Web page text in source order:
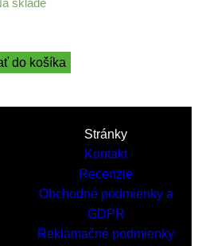
sklade
do košíka
Stránky
Kontakt
Recenzie
Obchodné podmienky a
GDPR
Reklamačné podmienky